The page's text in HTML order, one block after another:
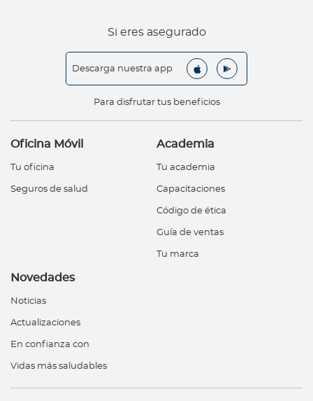
Si eres asegurado
Descarga nuestra app
Para disfrutar tus beneficios
Oficina Móvil
Tu oficina
Seguros de salud
Academia
Tu academia
Capacitaciones
Código de ética
Guía de ventas
Tu marca
Novedades
Noticias
Actualizaciones
En confianza con
Vidas más saludables